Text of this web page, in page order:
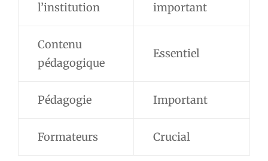
l’institution
important
Contenu
pédagogique
Essentiel
Pédagogie Important
Formateurs Crucial